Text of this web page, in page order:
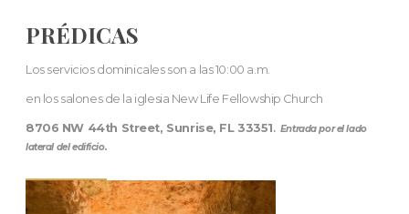
PRÉDICAS
Los servicios dominicales son a las 10:00 a.m.
en los salones de la iglesia New Life Fellowship Church
8706 NW 44th Street, Sunrise, FL 33351. Entrada por el lado
lateral del edificio.